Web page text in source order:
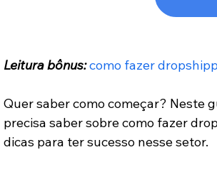
Leitura bônus:como fazer
Quer saber como começar? Neste
precisa saber sobre como fazer
dicas para ter sucesso nesse setor.